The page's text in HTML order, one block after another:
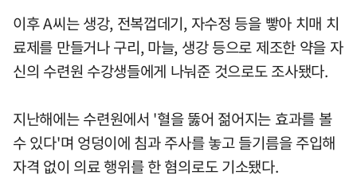
이후 A씨는 생강, 전복껍데기, 자수정 등을 빻아 치매 치
료제를 만들거나 구리, 마늘, 생강 등으로 제조한 약을 자
신의 수련원 수강생들에게 나눠준 것으로도 조사됐다.
지난해에는 수련원에서 '혈을 뚫어 젊어지는 효과를 볼
수 있다'며 엉덩이에 침과 주사를 놓고 들기름을 주입해
자격 없이 의료 행위를 한 혐의로도 기소됐다.